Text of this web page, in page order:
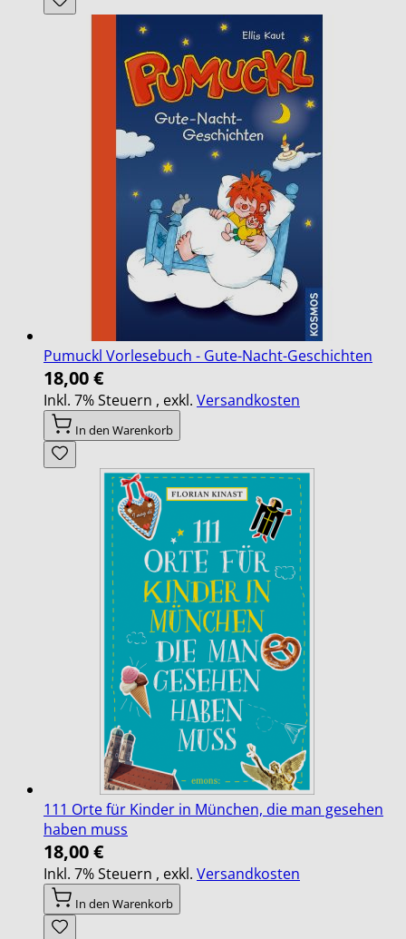
Pumuckl Vorlesebuch - Gute-Nacht-Geschichten
18,00 €
Inkl. 7% Steuern , exkl. Versandkosten
In den Warenkorb
111 Orte für Kinder in München, die man gesehen
haben muss
18,00 €
Inkl. 7% Steuern , exkl. Versandkosten
In den Warenkorb